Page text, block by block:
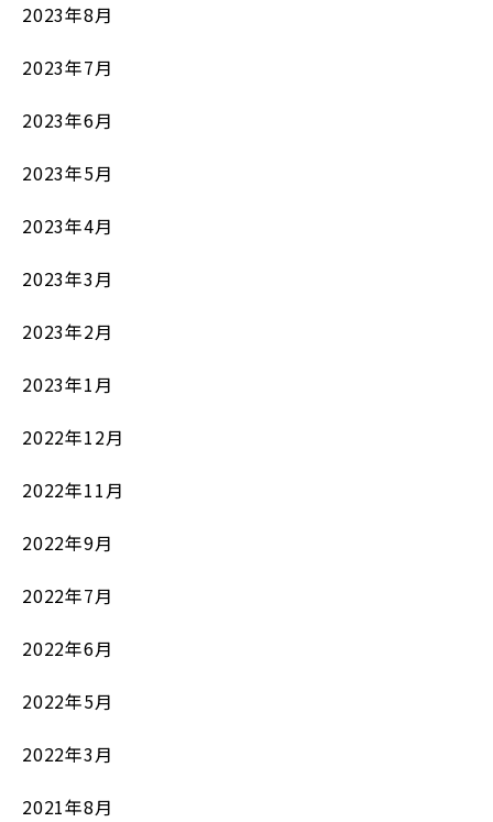
2023年8月
2023年7月
2023年6月
2023年5月
2023年4月
2023年3月
2023年2月
2023年1月
2022年12月
2022年11月
2022年9月
2022年7月
2022年6月
2022年5月
2022年3月
2021年8月